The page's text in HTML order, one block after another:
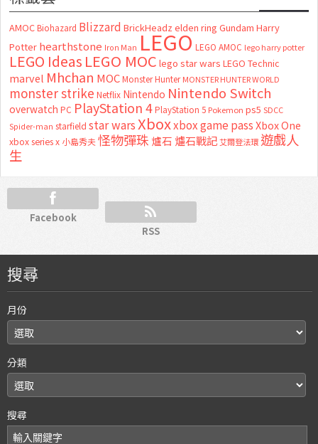
AMOC Biohazard Blizzard BrickHeadz elden ring Gundam Harry
Potter hearthstone Iron Man LEGO LEGO AMOC lego harry potter
LEGO Ideas LEGO MOC lego star wars LEGO Technic
marvel Mhchan MOC Monster Hunter MONSTER HUNTER WORLD
monster strike Netflix Nintendo Nintendo Switch
overwatch PC PlayStation 4 PlayStation 5 Pokemon ps5 SDCC
Spider-man starfield star warsXboxxbox game passXbox One
xbox series x 小島秀夫怪物彈珠 爐石 爐石戰記艾爾登法環 遊戲人
生
Facebook
RSS
搜尋
月份
分類
搜尋